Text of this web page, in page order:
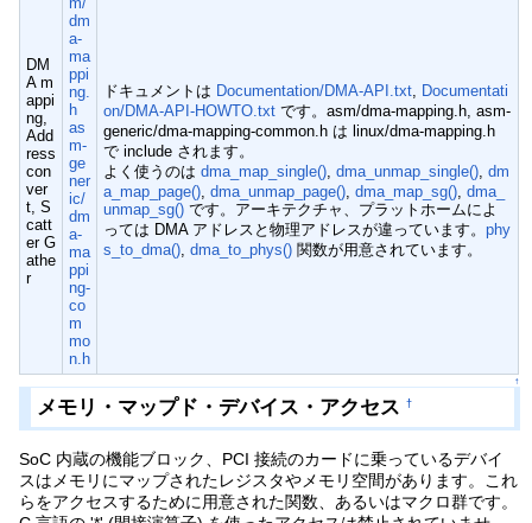
DM
A m
appi
ng,
Add
ress
con
ver
t, S
catt
er G
athe
r
dm
a-
ma
ppi
ng.
h
as
m-
ge
ner
ic/
dm
a-
ma
ppi
ng-
co
m
mo
n.h
ドキュメントは Documentation/DMA-API.txt, Documentati
on/DMA-API-HOWTO.txt です。asm/dma-mapping.h, asm-
generic/dma-mapping-common.h は linux/dma-mapping.h
で include されます。
よく使うのはdma_map_single(),dma_unmap_single(),dm
a_map_page(),dma_unmap_page(),dma_map_sg(),dma_
unmap_sg() です。アーキテクチャ、プラットホームによ
っては DMA アドレスと物理アドレスが違っています。phy
s_to_dma(),dma_to_phys() 関数が用意されています。
↑
メモリ・マップド・デバイス・アクセス †
SoC 内蔵の機能ブロック、PCI 接続のカードに乗っているデバイ
スはメモリにマップされたレジスタやメモリ空間があります。これ
らをアクセスするために用意された関数、あるいはマクロ群です。